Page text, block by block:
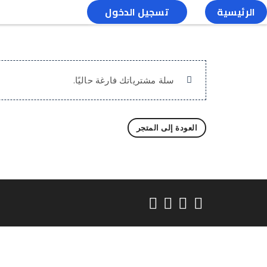
الرئيسية تسجيل الدخول
سلة مشترياتك فارغة حاليًا.
العودة إلى المتجر